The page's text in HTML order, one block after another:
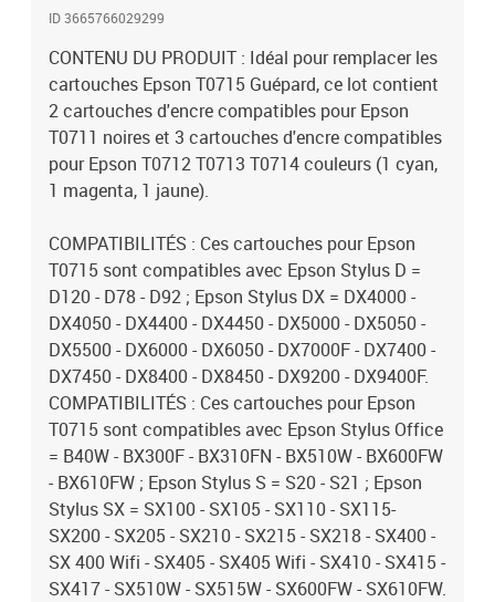
ID 3665766029299
CONTENU DU PRODUIT : Idéal pour remplacer les
cartouches Epson T0715 Guépard, ce lot contient
2 cartouches d'encre compatibles pour Epson
T0711 noires et 3 cartouches d'encre compatibles
pour Epson T0712 T0713 T0714 couleurs (1 cyan,
1 magenta, 1 jaune).
COMPATIBILITÉS : Ces cartouches pour Epson
T0715 sont compatibles avec Epson Stylus D =
D120 - D78 - D92 ; Epson Stylus DX = DX4000 -
DX4050 - DX4400 - DX4450 - DX5000 - DX5050 -
DX5500 - DX6000 - DX6050 - DX7000F - DX7400 -
DX7450 - DX8400 - DX8450 - DX9200 - DX9400F.
COMPATIBILITÉS : Ces cartouches pour Epson
T0715 sont compatibles avec Epson Stylus Office
= B40W - BX300F - BX310FN - BX510W - BX600FW
- BX610FW ; Epson Stylus S = S20 - S21 ; Epson
Stylus SX = SX100 - SX105 - SX110 - SX115-
SX200 - SX205 - SX210 - SX215 - SX218 - SX400 -
SX 400 Wifi - SX405 - SX405 Wifi - SX410 - SX415 -
SX417 - SX510W - SX515W - SX600FW - SX610FW.